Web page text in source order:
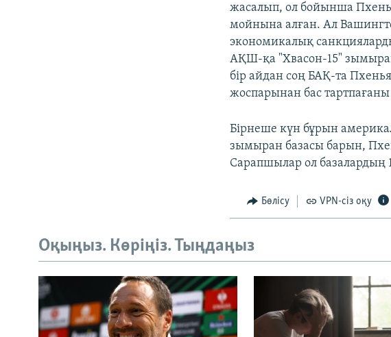
жасалып, ол бойынша
мойнына алған. Ал
экономикалық
АҚШ-қа "Хвасон-15"
бір айдан соң БАҚ-та
жоспарынан бас
Бірнеше күн бұрын
зымыран базасы барын,
Сарапшылар ол базалардың
Бөлісу VPN-сіз оқу
Оқыңыз. Көріңіз. Тыңдаңыз